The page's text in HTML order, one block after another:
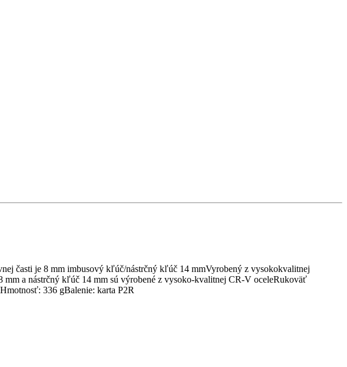
časti je 8 mm imbusový kľúč/nástrčný kľúč 14 mmVyrobený z vysokokvalitnej
a nástrčný kľúč 14 mm sú výrobené z vysoko-kvalitnej CR-V oceleRukoväť
336 gBalenie: karta P2R